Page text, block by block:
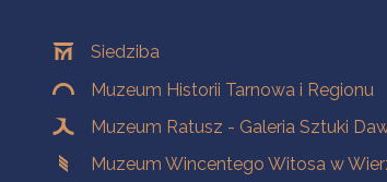
OddziałySiedziba
Muzeum Historii Tarnowa i Regionu
Muzeum Ratusz - Galeria Sztuki
Muzeum Wincentego Witosa w